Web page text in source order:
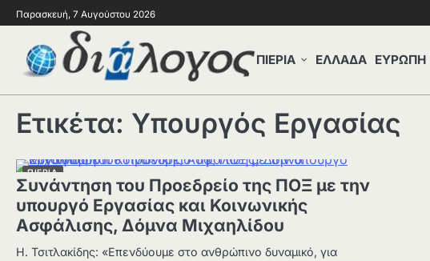
Παρασκευή, 7 Αυγούστου 2026
ΠΙΕΡΙΑ ΕΛΛΑΔΑ ΕΥΡΩΠΗ
Ετικέτα: Υπουργός Εργασίας
ΠΙΕΡΙΑ
Συνάντηση του Προεδρείο της ΠΟΞ με την
υπουργό Εργασίας και Κοινωνικής
Ασφάλισης, Δόμνα Μιχαηλίδου
Η. Τσιτλακίδης: «Επενδύουμε στο ανθρώπινο δυναμικό, για